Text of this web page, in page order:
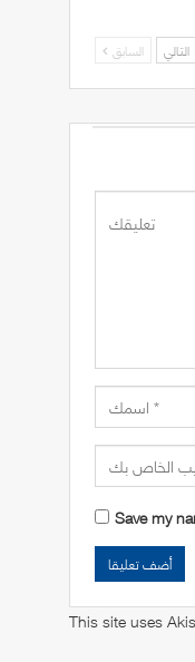
السابق
Save my
This site uses